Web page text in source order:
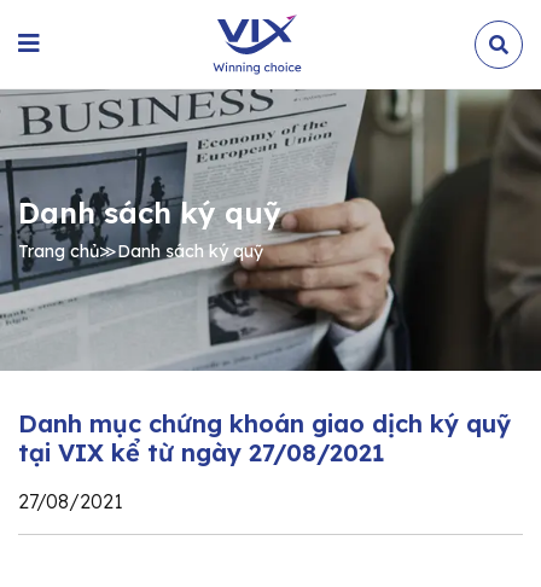
Danh sách ký quỹ
Trang chủ≫Danh sách ký quỹ
Danh mục chứng khoán giao dịch ký quỹ
tại VIX kể từ ngày 27/08/2021
27/08/2021